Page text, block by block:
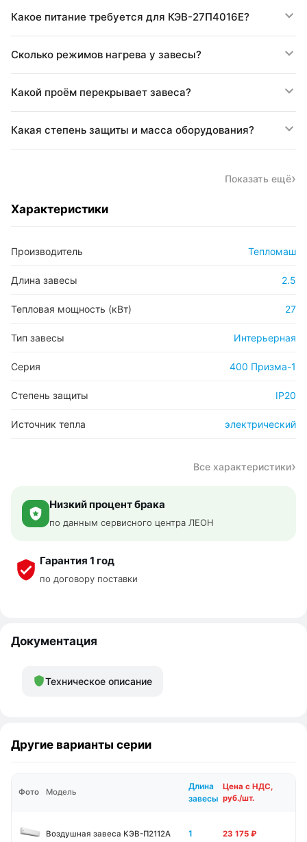
Какое питание требуется для КЭВ-27П4016Е?
Сколько режимов нагрева у завесы?
Какой проём перекрывает завеса?
Какая степень защиты и масса оборудования?
Показать ещё
Характеристики
Производитель Тепломаш
Длина завесы 2.5
Тепловая мощность (кВт) 27
Тип завесы Интерьерная
Серия 400 Призма-1
Степень защиты IP20
Источник тепла электрический
Все характеристики
Низкий процент брака
по данным сервисного центра ЛЕОН
Гарантия 1 год
по договору поставки
Документация
Техническое описание
Другие варианты серии
Фото Модель
Длина
завесы
Цена с НДС,
руб./шт.
Воздушная завеса КЭВ-П2112А 1 23 175 ₽